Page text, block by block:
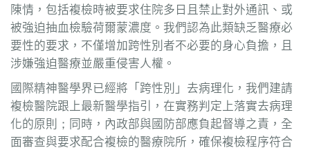
陳情，包括複檢時被要求住院多日且禁止對外通訊、或
被強迫抽血檢驗荷爾蒙濃度。我們認為此類缺乏醫療必
要性的要求，不僅增加跨性別者不必要的身心負擔，且
涉嫌強迫醫療並嚴重侵害人權。
國際精神醫學界已經將「跨性別」去病理化，我們建請
複檢醫院跟上最新醫學指引，在實務判定上落實去病理
化的原則；同時，內政部與國防部應負起督導之責，全
面審查與要求配合複檢的醫療院所，確保複檢程序符合